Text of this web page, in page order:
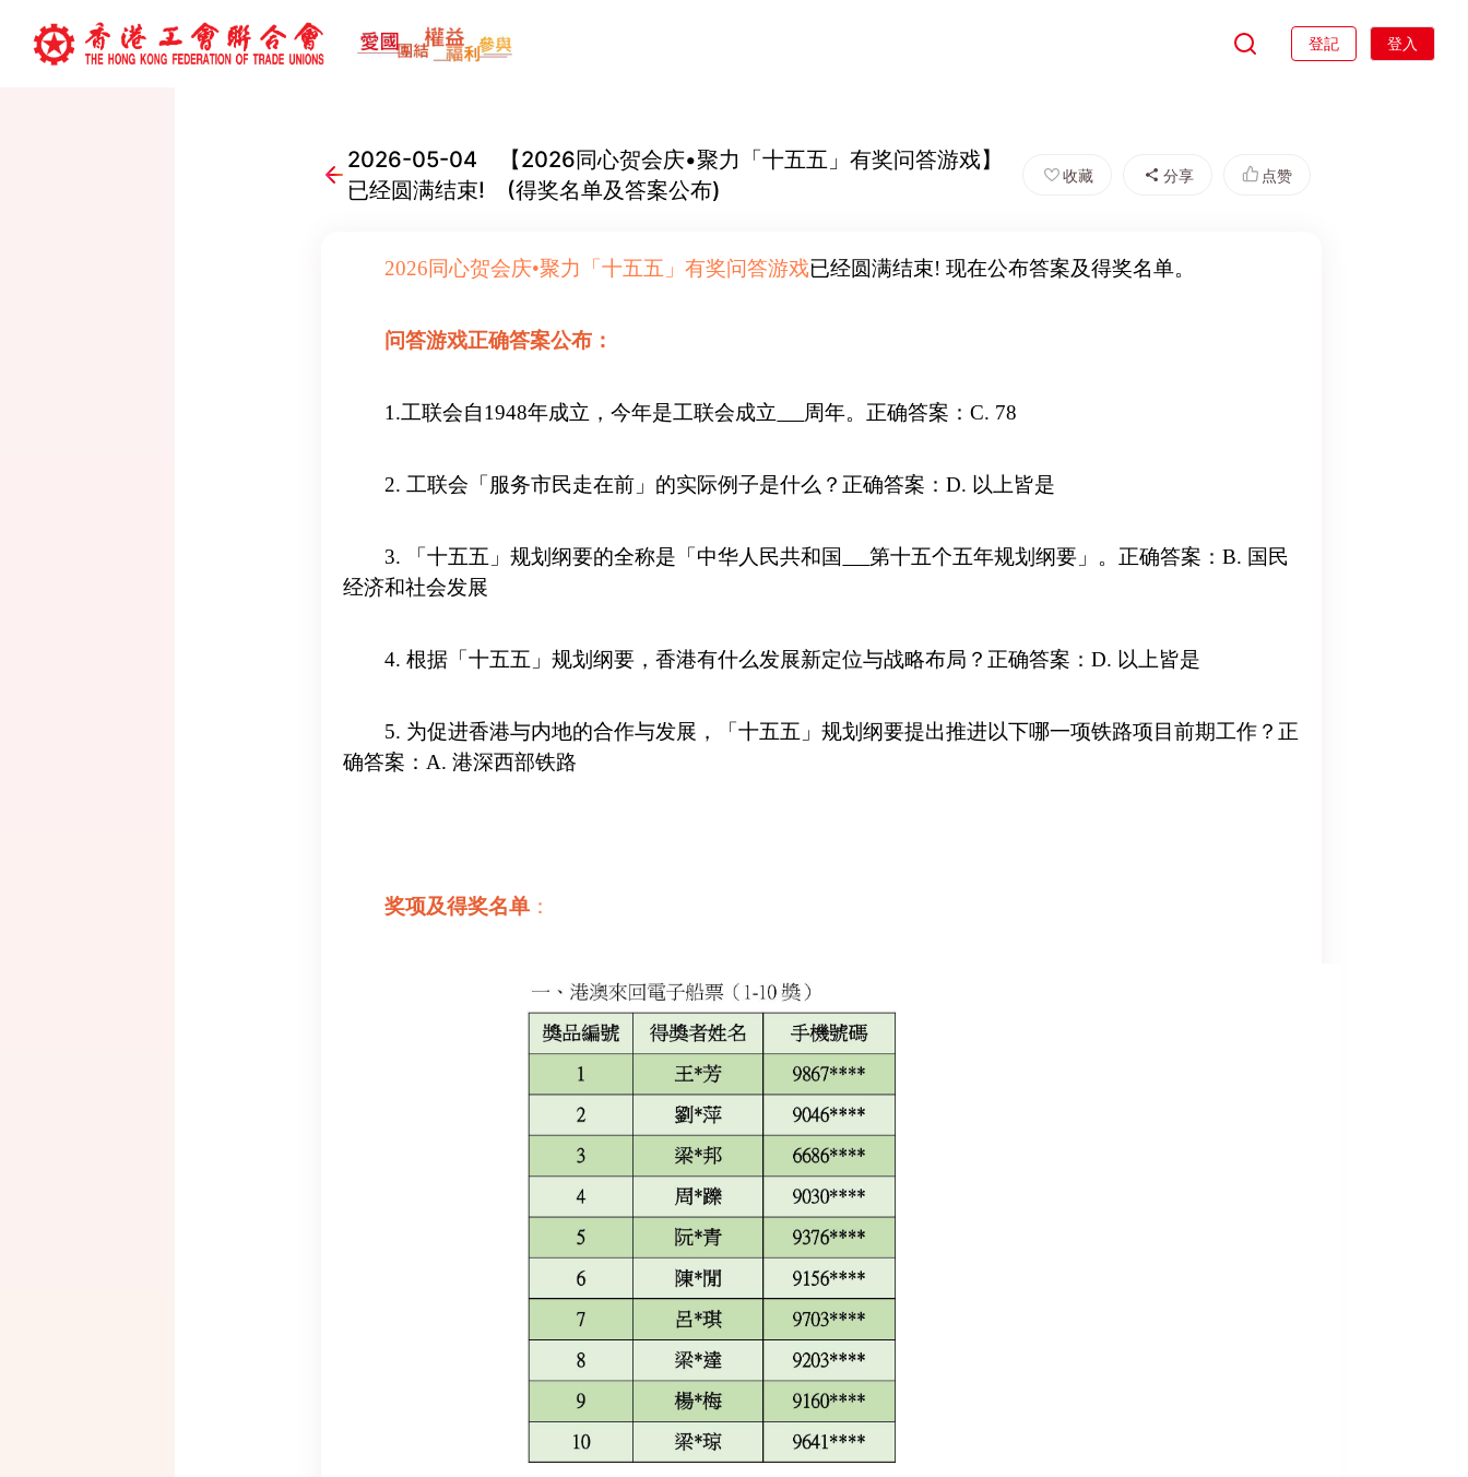
登記 登入
2026-05-04 【2026同心贺会庆•聚力「十五五」有奖问答游戏】
已经圆满结束! (得奖名单及答案公布)
收藏 分享 点赞
2026同心贺会庆•聚力「十五五」有奖问答游戏已经圆满结束! 现在公布答案及得奖名单。
问答游戏正确答案公布：
1.工联会自1948年成立，今年是工联会成立 周年。正确答案：C. 78
2. 工联会「服务市民走在前」的实际例子是什么？正确答案：D. 以上皆是
3. 「十五五」规划纲要的全称是「中华人民共和国
第十五个五年规划纲要」。正确答案：B. 国民
经济和社会发展
4. 根据「十五五」规划纲要，香港有什么发展新定位与战略布局？正确答案：D. 以上皆是
5. 为促进香港与内地的合作与发展，「十五五」规划纲要提出推进以下哪一项铁路项目前期工作？正
确答案：A. 港深西部铁路
奖项及得奖名单 ：